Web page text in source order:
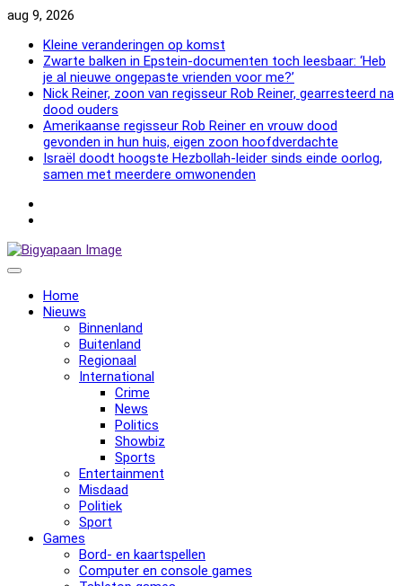
Skip
content
aug 9, 2026
Kleine veranderingen op komst
Zwarte balken in Epstein-documenten toch leesbaar: ‘Heb
je al nieuwe ongepaste vrienden voor me?’
Nick Reiner, zoon van regisseur Rob Reiner, gearresteerd na
dood ouders
Amerikaanse regisseur Rob Reiner en vrouw dood
gevonden in hun huis, eigen zoon hoofdverdachte
Israël doodt hoogste Hezbollah-leider sinds einde oorlog,
samen met meerdere omwonenden
Home
Nieuws
Binnenland
Buitenland
Regionaal
International
Crime
News
Politics
Showbiz
Sports
Entertainment
Misdaad
Politiek
Sport
Games
Bord- en kaartspellen
Computer en console games